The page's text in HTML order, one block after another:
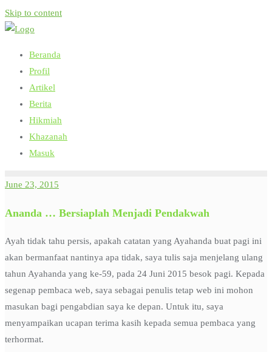
Skip to content
Beranda
Profil
Artikel
Berita
Hikmiah
Khazanah
Masuk
June 23, 2015
Ananda … Bersiaplah Menjadi Pendakwah
Ayah tidak tahu persis, apakah catatan yang Ayahanda buat pagi ini
akan bermanfaat nantinya apa tidak, saya tulis saja menjelang ulang
tahun Ayahanda yang ke-59, pada 24 Juni 2015 besok pagi. Kepada
segenap pembaca web, saya sebagai penulis tetap web ini mohon
masukan bagi pengabdian saya ke depan. Untuk itu, saya
menyampaikan ucapan terima kasih kepada semua pembaca yang
terhormat.